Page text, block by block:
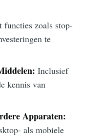
functies zoals stop-
te
Inclusief
kennis van
Apparaten:
als mobiele